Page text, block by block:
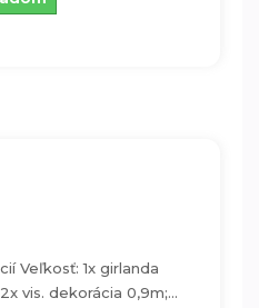
Veľkosť: 1x girlanda
vis. dekorácia 0,9m;...